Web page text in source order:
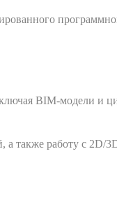
BIM-модели и
также работу с 2D/